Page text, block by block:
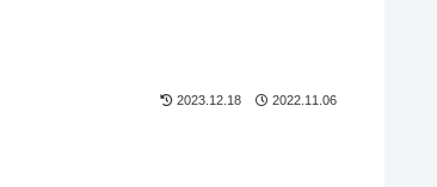
2023.12.18 2022.11.06